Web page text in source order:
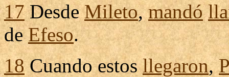
17DesdeMileto,mandó
deEfeso.
18Cuando estosllegaron,